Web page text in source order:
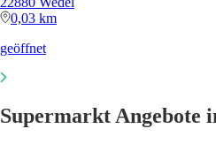
0,03 km
geöffnet
Supermarkt Angebote